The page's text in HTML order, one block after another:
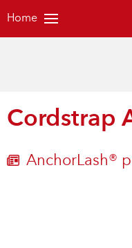
Home
Cordstrap
AnchorLash®